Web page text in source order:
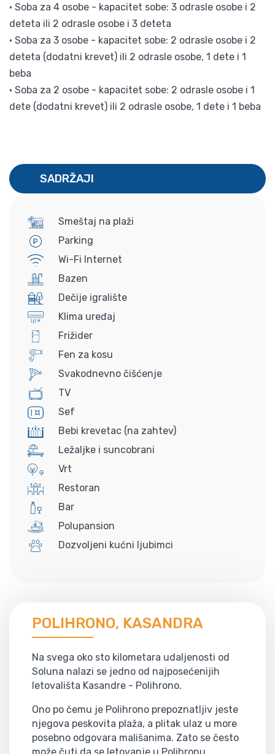
• Soba za 4 osobe - kapacitet sobe: 3 odrasle osobe i 2
deteta ili 2 odrasle osobe i 3 deteta
• Soba za 3 osobe - kapacitet sobe: 2 odrasle osobe i 2
deteta (dodatni krevet) ili 2 odrasle osobe, 1 dete i 1
beba
• Soba za 2 osobe - kapacitet sobe: 2 odrasle osobe i 1
dete (dodatni krevet) ili 2 odrasle osobe, 1 dete i 1 beba
SADRŽAJI
Smeštaj na plaži
Parking
Wi-Fi Internet
Bazen
Dečije igralište
Klima uređaj
Frižider
Fen za kosu
Svakodnevno čišćenje
TV
Sef
Bebi krevetac (na zahtev)
Ležaljke i suncobrani
Vrt
Restoran
Bar
Polupansion
Dozvoljeni kućni ljubimci
POLIHRONO, KASANDRA
Na svega oko sto kilometara udaljenosti od
Soluna nalazi se jedno od najposećenijih
letovališta Kasandre - Polihrono.
Ono po čemu je Polihrono prepoznatljiv jeste
njegova peskovita plaža, a plitak ulaz u more
posebno odgovara mališanima. Zato se često